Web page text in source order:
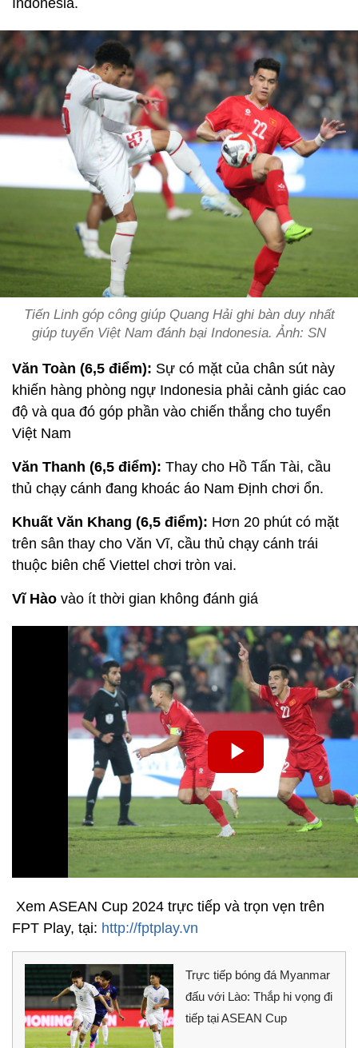
Indonesia.
Tiến Linh góp công giúp Quang Hải ghi bàn duy nhất
giúp tuyển Việt Nam đánh bại Indonesia. Ảnh: SN
Văn Toàn (6,5 điểm): Sự có mặt của chân sút này
khiến hàng phòng ngự Indonesia phải cảnh giác cao
độ và qua đó góp phần vào chiến thắng cho tuyển
Việt Nam
Văn Thanh (6,5 điểm): Thay cho Hồ Tấn Tài, cầu
thủ chạy cánh đang khoác áo Nam Định chơi ổn.
Khuất Văn Khang (6,5 điểm): Hơn 20 phút có mặt
trên sân thay cho Văn Vĩ, cầu thủ chạy cánh trái
thuộc biên chế Viettel chơi tròn vai.
Vĩ Hào vào ít thời gian không đánh giá
Xem ASEAN Cup 2024 trực tiếp và trọn vẹn trên
FPT Play, tại: http://fptplay.vn
Trực tiếp bóng đá Myanmar
đấu với Lào: Thắp hi vọng đi
tiếp tại ASEAN Cup